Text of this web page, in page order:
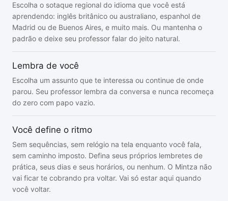
Escolha o sotaque regional do idioma que você está
aprendendo: inglês britânico ou australiano, espanhol de
Madrid ou de Buenos Aires, e muito mais. Ou mantenha o
padrão e deixe seu professor falar do jeito natural.
Lembra de você
Escolha um assunto que te interessa ou continue de onde
parou. Seu professor lembra da conversa e nunca recomeça
do zero com papo vazio.
Você define o ritmo
Sem sequências, sem relógio na tela enquanto você fala,
sem caminho imposto. Defina seus próprios lembretes de
prática, seus dias e seus horários, ou nenhum. O Mintza não
vai ficar te cobrando pra voltar. Vai só estar aqui quando
você voltar.